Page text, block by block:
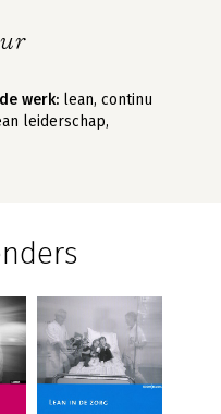
werk: lean, continu
leiderschap,